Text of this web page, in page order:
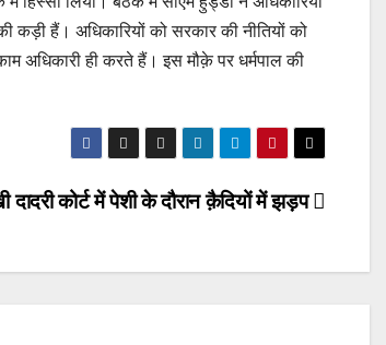
कड़ी हैं। अधिकारियों को सरकार की नीतियों को
अधिकारी ही करते हैं। इस मौक़े पर धर्मपाल की
दादरी कोर्ट में पेशी के दौरान क़ैदियों में झड़प